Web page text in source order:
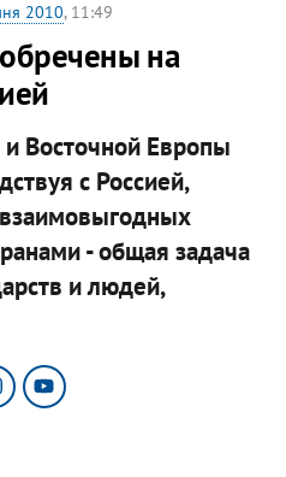
2010, 11:49
на
Восточной Европы
с Россией,
- общая задача
и людей,